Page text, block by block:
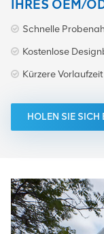
IHRES OEM/
Schnelle
Kostenlose
Kürzere
HOLEN SIE SICH